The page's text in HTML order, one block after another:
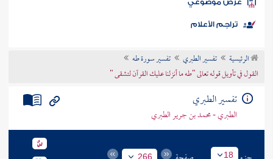
الكتب
موضوعي
تراجم الأعلام
الرئيسية تفسير الطبري
تفسير سورة طه
القول في تأويل قوله تعالى "طه ما أنزلنا عليك القرآن لتشقى "
تفسير الطبري
الطبري - محمد بن جرير الطبري
18
266